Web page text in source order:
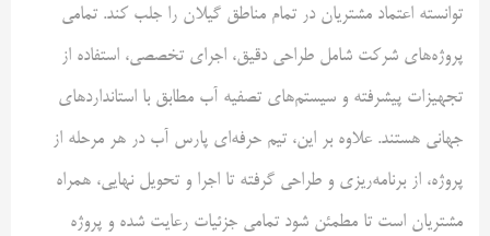
توانسته اعتماد مشتریان در تمام مناطق گیلان را جلب کند. تمامی
پروژه‌های شرکت شامل طراحی دقیق، اجرای تخصصی، استفاده از
تجهیزات پیشرفته و سیستم‌های تصفیه آب مطابق با استانداردهای
جهانی هستند. علاوه بر این، تیم حرفه‌ای پارس آب در هر مرحله از
پروژه، از برنامه‌ریزی و طراحی گرفته تا اجرا و تحویل نهایی، همراه
مشتریان است تا مطمئن شود تمامی جزئیات رعایت شده و پروژه